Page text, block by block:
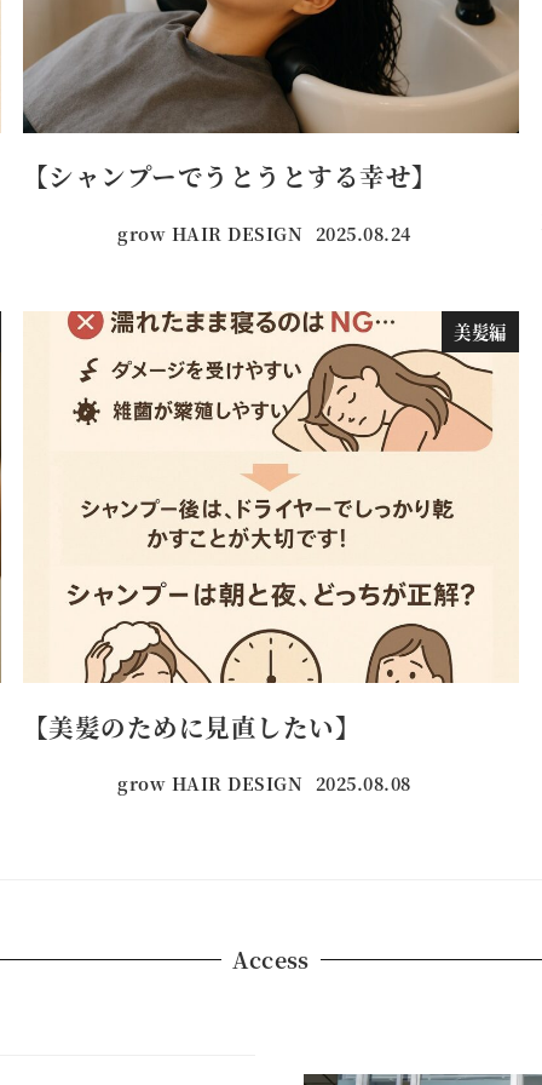
【シャンプーでうとうとする幸せ】
grow HAIR DESIGN 投稿日
2025.08.24
美髪編
【美髪のために見直したい】
grow HAIR DESIGN 投稿日
2025.08.08
Access